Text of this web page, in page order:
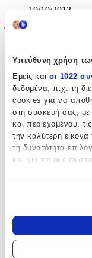
Υπεύθυνη χρήση
Εμείς και οι 1022
δεδομένα, π.χ. τη
cookies για να
στη συσκευή σας, με
και περιεχομένου,
την καλύτερη
τη δυνατότητα
και για ποιους
Να
Να
συγκεκριμένα
10/10/2013
Έτος Έκδοσης
352
Διαστάσεις:
13x19.8
cm
Χαρτί Εξωφύλλου:
ISBN: